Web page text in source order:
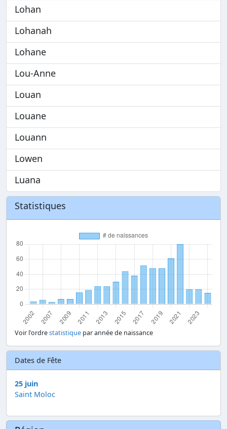
Lohan
Lohanah
Lohane
Lou-Anne
Louan
Louane
Louann
Lowen
Luana
Statistiques
Voir l'ordrestatistique par année de naissance
Dates de Fête
25 juin
Saint Moloc